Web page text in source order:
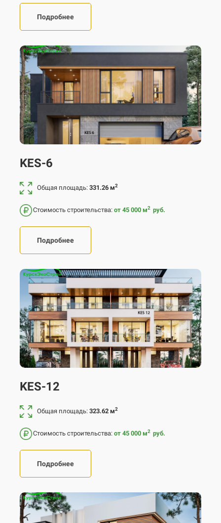
Подробнее
KES-6
Общая площадь: 331.26 м2
Стоимость строительства: от 45 000 м2 руб.
Подробнее
KES-12
Общая площадь: 323.62 м2
Стоимость строительства: от 45 000 м2 руб.
Подробнее